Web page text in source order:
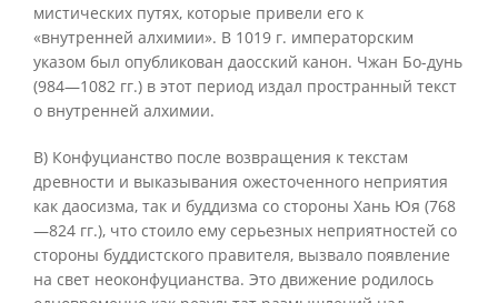
мистических путях, которые привели его к
«внутренней алхимии». В 1019 г. императорским
указом был опубликован даосский канон. Чжан Бо-дунь
(984—1082 гг.) в этот период издал пространный текст
о внутренней алхимии.
В) Конфуцианство после возвращения к текстам
древности и выказывания ожесточенного неприятия
как даосизма, так и буддизма со стороны Хань Юя (768
—824 гг.), что стоило ему серьезных неприятностей со
стороны буддистского правителя, вызвало появление
на свет неоконфуцианства. Это движение родилось